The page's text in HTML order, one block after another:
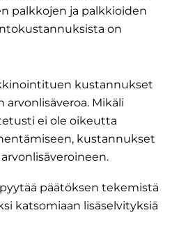
palkkojen ja palkkioiden
on
kustannukset
arvonlisäveroa. Mikäli
ei ole oikeutta
kustannukset
päätöksen tekemistä
katsomiaan lisäselvityksiä